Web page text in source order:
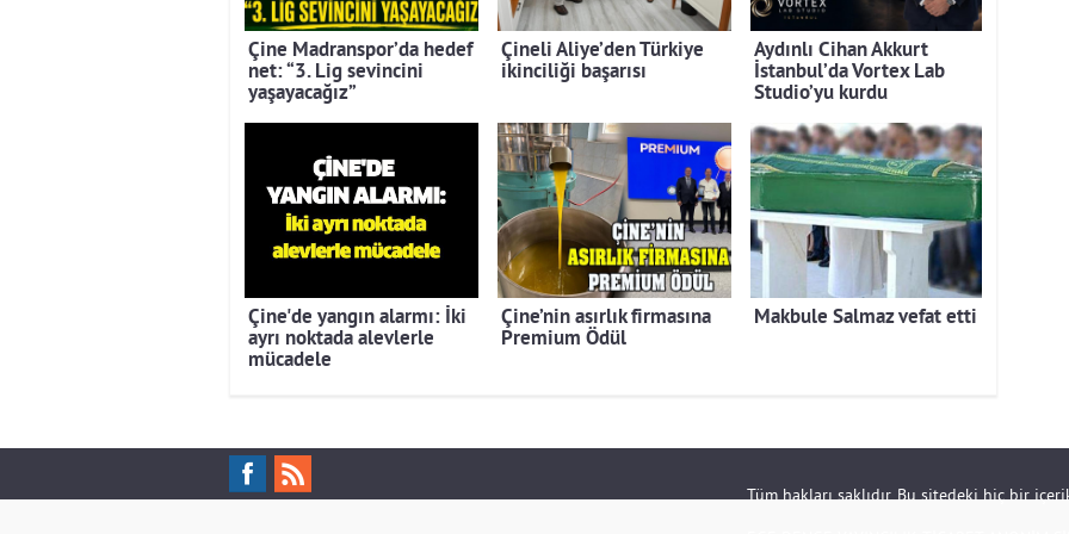
Çine Madranspor’da hedef
net: “3. Lig sevincini
yaşayacağız”
Çineli Aliye’den Türkiye
ikinciliği başarısı
Aydınlı Cihan Akkurt
İstanbul’da Vortex Lab
Studio’yu kurdu
Çine'de yangın alarmı: İki
ayrı noktada alevlerle
mücadele
Çine’nin asırlık firmasına
Premium Ödül
Makbule Salmaz vefat etti
Tüm hakları saklıdır. Bu sitedeki hiç bir